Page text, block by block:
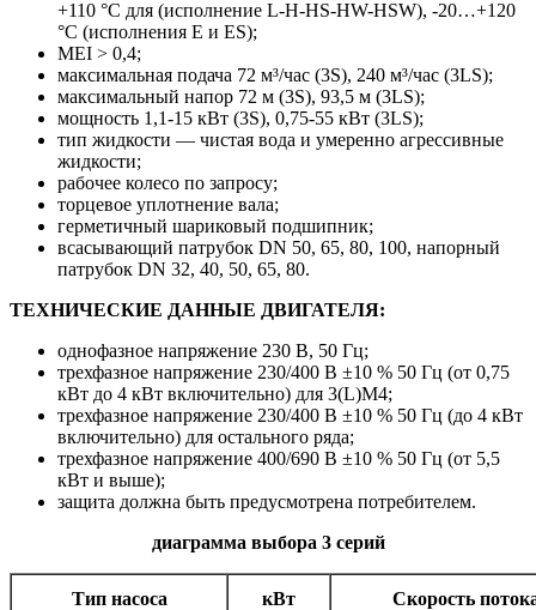
+110 °C для (исполнение L-H-HS-HW-HSW), -20…+120
°C (исполнения E и ES);
MEI > 0,4;
максимальная подача 72 м³/час (3S), 240 м³/час (3LS);
максимальный напор 72 м (3S), 93,5 м (3LS);
мощность 1,1-15 кВт (3S), 0,75-55 кВт (3LS);
тип жидкости — чистая вода и умеренно агрессивные
жидкости;
рабочее колесо по запросу;
торцевое уплотнение вала;
герметичный шариковый подшипник;
всасывающий патрубок DN 50, 65, 80, 100, напорный
патрубок DN 32, 40, 50, 65, 80.
ТЕХНИЧЕСКИЕ ДАННЫЕ ДВИГАТЕЛЯ:
однофазное напряжение 230 В, 50 Гц;
трехфазное напряжение 230/400 В ±10 % 50 Гц (от 0,75
кВт до 4 кВт включительно) для 3(L)M4;
трехфазное напряжение 230/400 В ±10 % 50 Гц (до 4 кВт
включительно) для остального ряда;
трехфазное напряжение 400/690 В ±10 % 50 Гц (от 5,5
кВт и выше);
защита должна быть предусмотрена потребителем.
диаграмма выбора 3 серий
Тип насоса кВт Скорость